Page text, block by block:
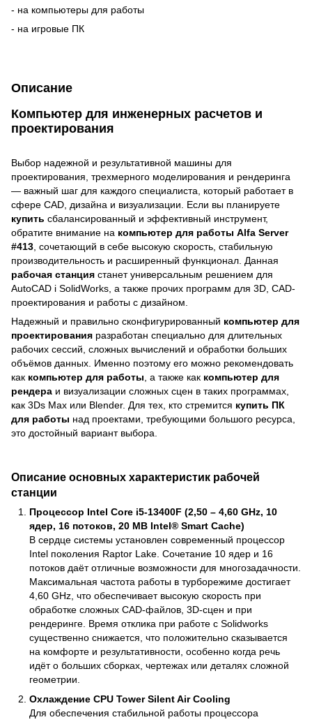
- на компьютеры для работы
- на игровые ПК
Описание
Компьютер для инженерных расчетов и
проектирования
Выбор надежной и результативной машины для
проектирования, трехмерного моделирования и рендеринга
— важный шаг для каждого специалиста, который работает в
сфере CAD, дизайна и визуализации. Если вы планируете
купить сбалансированный и эффективный инструмент,
обратите внимание на компьютер для работы Alfa Server
#413, сочетающий в себе высокую скорость, стабильную
производительность и расширенный функционал. Данная
рабочая станция станет универсальным решением для
AutoCAD і SolidWorks, а также прочих программ для 3D, CAD-
проектирования и работы с дизайном.
Надежный и правильно сконфигурированный компьютер для
проектирования разработан специально для длительных
рабочих сессий, сложных вычислений и обработки больших
объёмов данных. Именно поэтому его можно рекомендовать
как компьютер для работы, а также как компьютер для
рендера и визуализации сложных сцен в таких программах,
как 3Ds Max или Blender. Для тех, кто стремится купить ПК
для работы над проектами, требующими большого ресурса,
это достойный вариант выбора.
Описание основных характеристик рабочей
станции
Процессор Intel Core i5-13400F (2,50 – 4,60 GHz, 10
ядер, 16 потоков, 20 MB Intel® Smart Cache)
В сердце системы установлен современный процессор
Intel поколения Raptor Lake. Сочетание 10 ядер и 16
потоков даёт отличные возможности для многозадачности.
Максимальная частота работы в турборежиме достигает
4,60 GHz, что обеспечивает высокую скорость при
обработке сложных CAD-файлов, 3D-сцен и при
рендеринге. Время отклика при работе с Solidworks
существенно снижается, что положительно сказывается
на комфорте и результативности, особенно когда речь
идёт о больших сборках, чертежах или деталях сложной
геометрии.
Охлаждение CPU Tower Silent Air Cooling
Для обеспечения стабильной работы процессора